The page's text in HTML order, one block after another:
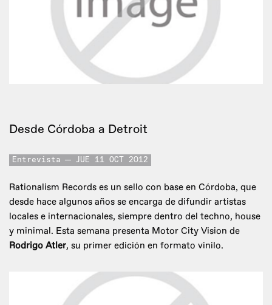
Desde Córdoba a Detroit
Entrevista JUE 11 OCT 2012
Rationalism Records es un sello con base en Córdoba, que
desde hace algunos años se encarga de difundir artistas
locales e internacionales, siempre dentro del techno, house
y minimal. Esta semana presenta Motor City Vision de
Rodrigo Atler, su primer edición en formato vinilo.